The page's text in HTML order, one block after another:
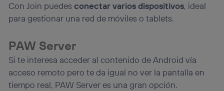
Con Join puedesconectar varios dispositivos, ideal
para gestionar una red de móviles o tablets.
PAW Server
Si te interesa acceder al contenido de Android vía
acceso remoto pero te da igual no ver la pantalla en
tiempo real, PAW Server es una gran opción.